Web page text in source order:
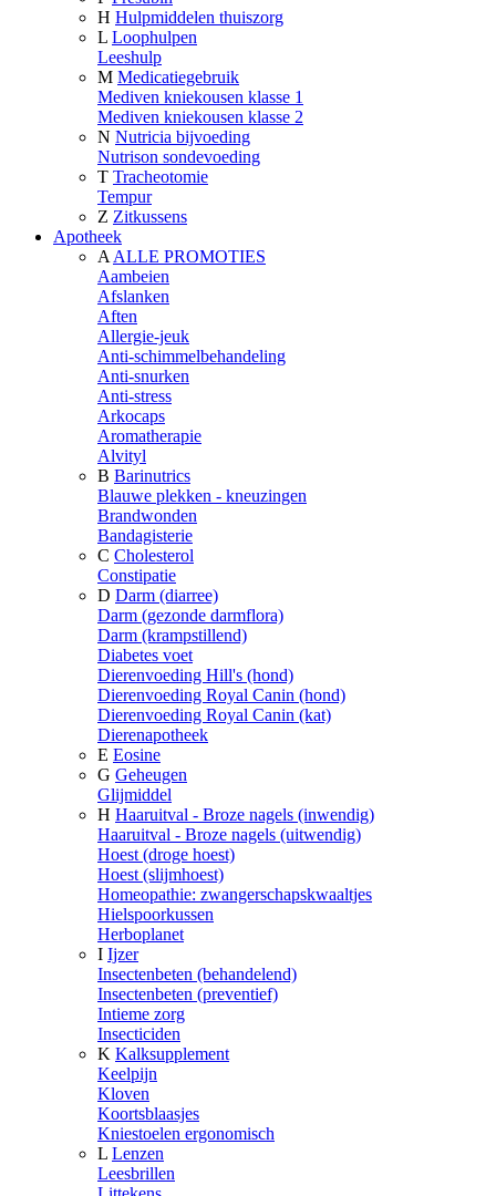
H Hulpmiddelen thuiszorg
L Loophulpen
Leeshulp
M Medicatiegebruik
Mediven kniekousen klasse 1
Mediven kniekousen klasse 2
N Nutricia bijvoeding
Nutrison sondevoeding
T Tracheotomie
Tempur
Z Zitkussens
Apotheek
A ALLE PROMOTIES
Aambeien
Afslanken
Aften
Allergie-jeuk
Anti-schimmelbehandeling
Anti-snurken
Anti-stress
Arkocaps
Aromatherapie
Alvityl
B Barinutrics
Blauwe plekken - kneuzingen
Brandwonden
Bandagisterie
C Cholesterol
Constipatie
D Darm (diarree)
Darm (gezonde darmflora)
Darm (krampstillend)
Diabetes voet
Dierenvoeding Hill's (hond)
Dierenvoeding Royal Canin (hond)
Dierenvoeding Royal Canin (kat)
Dierenapotheek
E Eosine
G Geheugen
Glijmiddel
H Haaruitval - Broze nagels (inwendig)
Haaruitval - Broze nagels (uitwendig)
Hoest (droge hoest)
Hoest (slijmhoest)
Homeopathie: zwangerschapskwaaltjes
Hielspoorkussen
Herboplanet
I Ijzer
Insectenbeten (behandelend)
Insectenbeten (preventief)
Intieme zorg
Insecticiden
K Kalksupplement
Keelpijn
Kloven
Koortsblaasjes
Kniestoelen ergonomisch
L Lenzen
Leesbrillen